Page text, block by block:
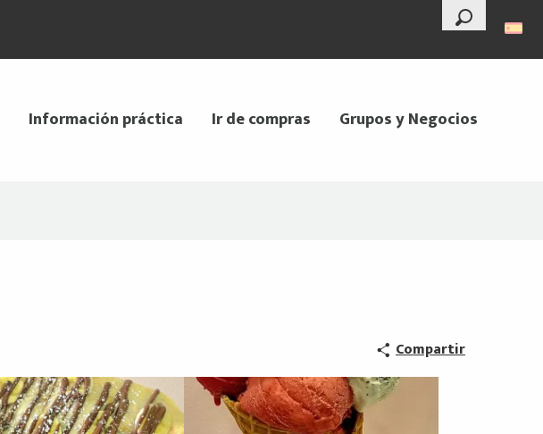
--°
Buscar
Información práctica Ir de compras Grupos y Negocios
Compartir